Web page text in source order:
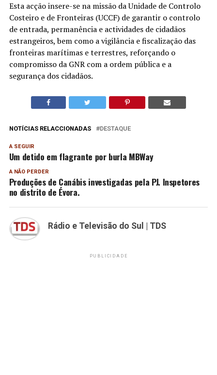
Esta acção insere-se na missão da Unidade de Controlo
Costeiro e de Fronteiras (UCCF) de garantir o controlo
de entrada, permanência e actividades de cidadãos
estrangeiros, bem como a vigilância e fiscalização das
fronteiras marítimas e terrestres, reforçando o
compromisso da GNR com a ordem pública e a
segurança dos cidadãos.
NOTÍCIAS RELACCIONADAS DESTAQUE
A SEGUIR
Um detido em flagrante por burla MBWay
A NÃO PERDER
Produções de Canábis investigadas pela PJ. Inspetores
no distrito de Évora.
Rádio e Televisão do Sul | TDS
PUBLICIDADE